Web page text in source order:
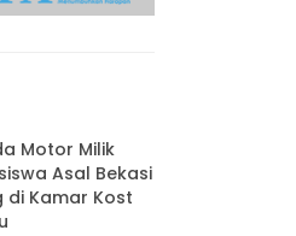
Motor Milik
Asal Bekasi
di Kamar Kost